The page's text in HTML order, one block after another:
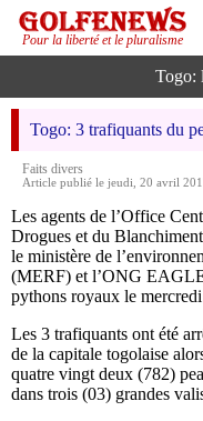
Pour la liberté et le pluralisme
Togo:
Togo: 3 trafiquants du
Faits divers
Article publié le jeudi, 20 avril
Les agents de l’Office
Drogues et du
le ministère de
(MERF) et l’ONG
pythons royaux le
Les 3 trafiquants ont été
de la capitale togolaise
quatre vingt deux (782)
dans trois (03) grandes